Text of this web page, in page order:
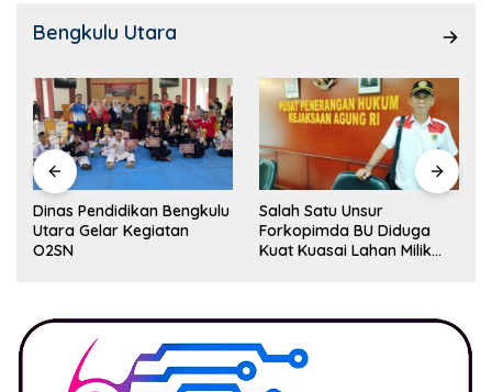
Bengkulu Utara
Dinas Pendidikan Bengkulu
Utara Gelar Kegiatan
O2SN
Salah Satu Unsur
Forkopimda BU Diduga
Kuat Kuasai Lahan Milik